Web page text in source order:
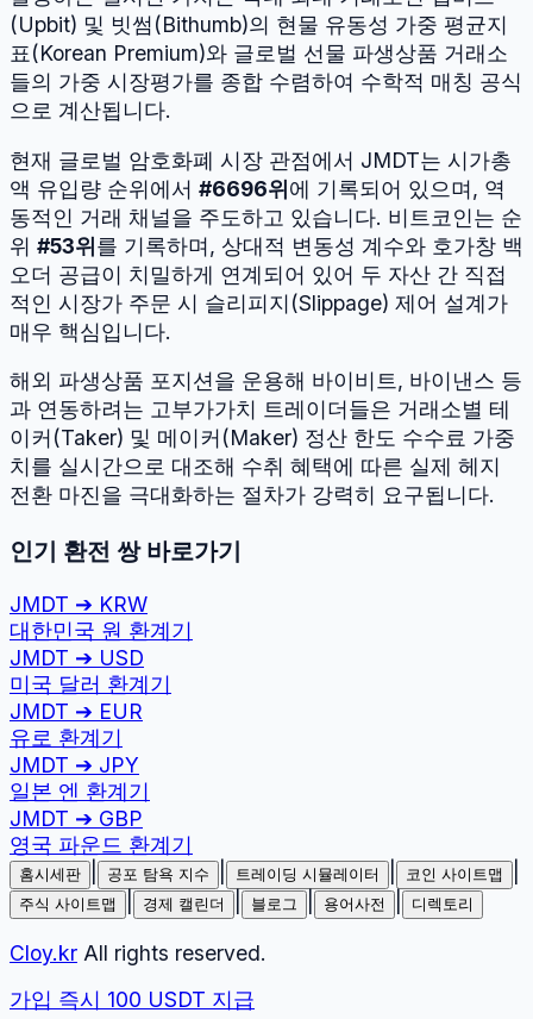
(Upbit) 및 빗썸(Bithumb)의 현물 유동성 가중 평균지
표(Korean Premium)와 글로벌 선물 파생상품 거래소
들의 가중 시장평가를 종합 수렴하여 수학적 매칭 공식
으로 계산됩니다.
현재 글로벌 암호화폐 시장 관점에서 JMDT는 시가총
액 유입량 순위에서 #6696위에 기록되어 있으며, 역
동적인 거래 채널을 주도하고 있습니다. 비트코인는 순
위 #53위를 기록하며, 상대적 변동성 계수와 호가창 백
오더 공급이 치밀하게 연계되어 있어 두 자산 간 직접
적인 시장가 주문 시 슬리피지(Slippage) 제어 설계가
매우 핵심입니다.
해외 파생상품 포지션을 운용해 바이비트, 바이낸스 등
과 연동하려는 고부가가치 트레이더들은 거래소별 테
이커(Taker) 및 메이커(Maker) 정산 한도 수수료 가중
치를 실시간으로 대조해 수취 혜택에 따른 실제 헤지
전환 마진을 극대화하는 절차가 강력히 요구됩니다.
인기 환전 쌍 바로가기
JMDT ➔ KRW
대한민국 원 환계기
JMDT ➔ USD
미국 달러 환계기
JMDT ➔ EUR
유로 환계기
JMDT ➔ JPY
일본 엔 환계기
JMDT ➔ GBP
영국 파운드 환계기
홈시세판 공포 탐욕 지수 트레이딩 시뮬레이터 코인 사이트맵
주식 사이트맵 경제 캘린더 블로그 용어사전 디렉토리
Cloy.kr All rights reserved.
가입 즉시 100 USDT 지급